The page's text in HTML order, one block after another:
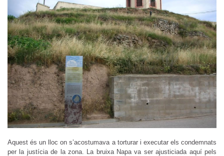
Aquest és un lloc on s’acostumava a torturar i executar els condemnats
per la justícia de la zona. La bruixa Napa va ser ajusticiada aquí pels